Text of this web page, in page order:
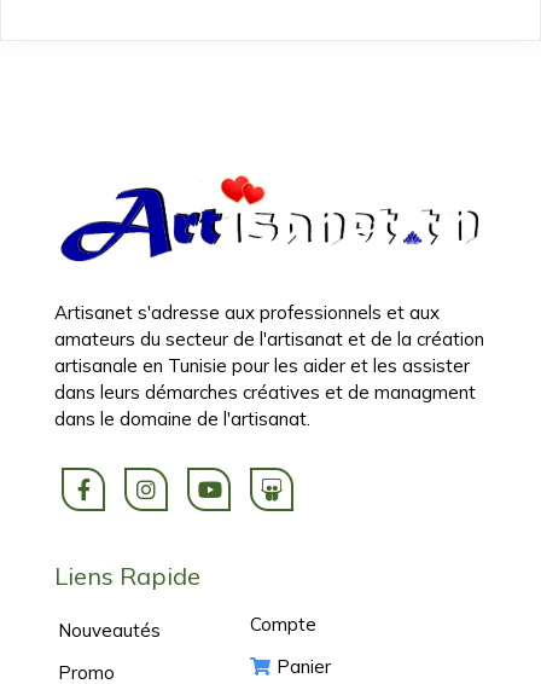
Artisanet s'adresse aux professionnels et aux
amateurs du secteur de l'artisanat et de la création
artisanale en Tunisie pour les aider et les assister
dans leurs démarches créatives et de managment
dans le domaine de l'artisanat.
Liens Rapide
Nouveautés
Promo
Compte
Panier